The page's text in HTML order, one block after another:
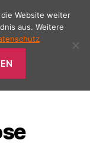
Menü
Website weiter
aus. Weitere